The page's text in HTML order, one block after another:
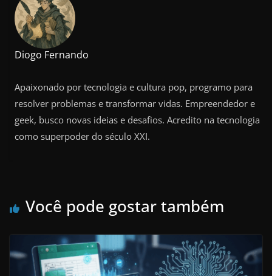
Diogo Fernando
Apaixonado por tecnologia e cultura pop, programo para
resolver problemas e transformar vidas. Empreendedor e
geek, busco novas ideias e desafios. Acredito na tecnologia
como superpoder do século XXI.
Você pode gostar também